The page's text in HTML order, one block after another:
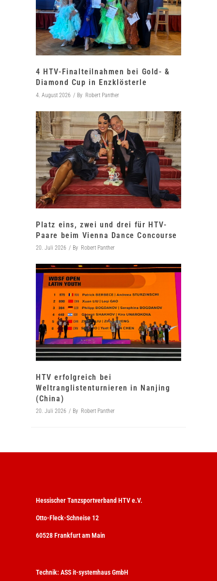
4 HTV-Finalteilnahmen bei Gold- &
Diamond Cup in Enzklösterle
4. August 2026 By Robert Panther
Platz eins, zwei und drei für HTV-
Paare beim Vienna Dance Concourse
20. Juli 2026 By Robert Panther
HTV erfolgreich bei
Weltranglistenturnieren in Nanjing
(China)
20. Juli 2026 By Robert Panther
Hessischer Tanzsportverband HTV e.V.
Otto-Fleck-Schneise 12
60528 Frankfurt am Main
Technik: ASS it-systemhaus GmbH